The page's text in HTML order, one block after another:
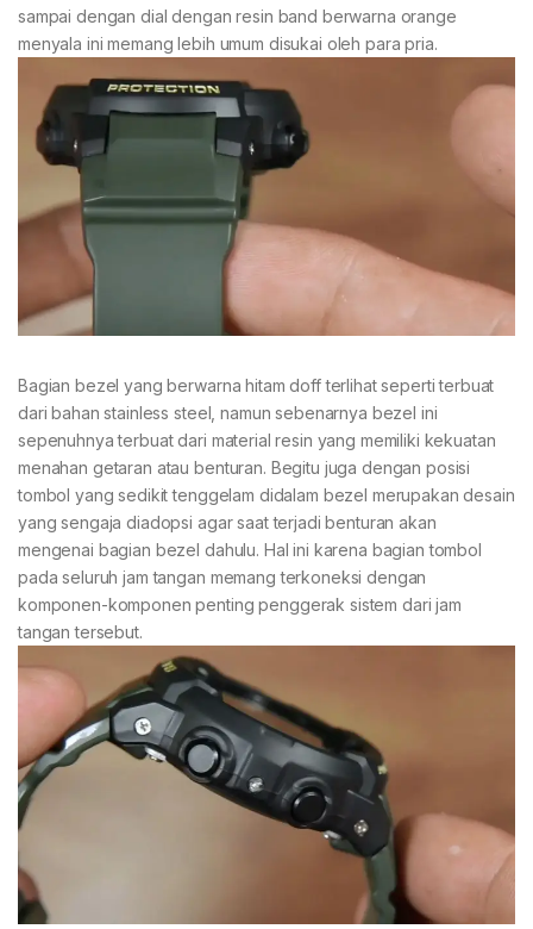
sampai dengan dial dengan resin band berwarna orange
menyala ini memang lebih umum disukai oleh para pria.
Bagian bezel yang berwarna hitam doff terlihat seperti terbuat
dari bahan stainless steel, namun sebenarnya bezel ini
sepenuhnya terbuat dari material resin yang memiliki kekuatan
menahan getaran atau benturan. Begitu juga dengan posisi
tombol yang sedikit tenggelam didalam bezel merupakan desain
yang sengaja diadopsi agar saat terjadi benturan akan
mengenai bagian bezel dahulu. Hal ini karena bagian tombol
pada seluruh jam tangan memang terkoneksi dengan
komponen-komponen penting penggerak sistem dari jam
tangan tersebut.